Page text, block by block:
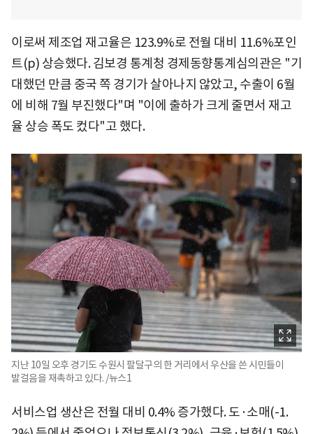
이로써 제조업 재고율은 123.9%로 전월 대비 11.6%포인
트(p) 상승했다. 김보경 통계청 경제동향통계심의관은 "기
대했던 만큼 중국 쪽 경기가 살아나지 않았고, 수출이 6월
에 비해 7월 부진했다"며 "이에 출하가 크게 줄면서 재고
율 상승 폭도 컸다"고 했다.
지난 10일 오후 경기도 수원시 팔달구의 한 거리에서 우산을 쓴 시민들이
발걸음을 재촉하고 있다. /뉴스1
서비스업 생산은 전월 대비 0.4% 증가했다. 도·소매(-1.